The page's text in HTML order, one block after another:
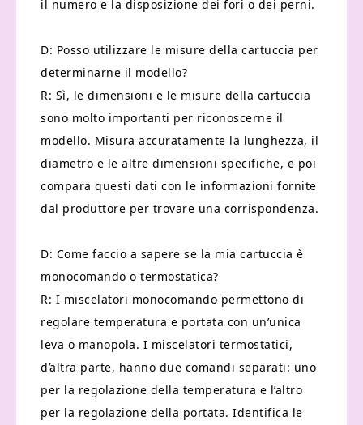
il numero e la disposizione dei fori o dei perni.
D: Posso utilizzare le misure della cartuccia per
determinarne il modello?
R: Sì, le dimensioni e le misure della cartuccia
sono molto importanti per riconoscerne il
modello. Misura accuratamente la lunghezza, il
diametro e le altre dimensioni specifiche, e poi
compara questi dati con le informazioni fornite
dal produttore per trovare una corrispondenza.
D: Come faccio a sapere se la mia cartuccia è
monocomando o termostatica?
R: I miscelatori monocomando permettono di
regolare temperatura e portata con un’unica
leva o manopola. I miscelatori termostatici,
d’altra parte, hanno due comandi separati: uno
per la regolazione della temperatura e l’altro
per la regolazione della portata. Identifica le